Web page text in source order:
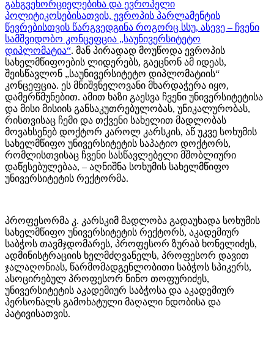
განგვეხორციელებინა და ევროპელი
პოლიტიკოსებისათვის, ევროპის პარლამენტის
წევრებისთვის წარგვედგინა როგორც სსუ, ასევე – ჩვენი
სამშვიდობო კონცეფცია „საუნივერსიტეტო
დიპლომატია“. მან პირადად მოუწოდა ევროპის
სახელმწიფოების ლიდერებს, გაეცნონ ამ იდეას,
შეისწავლონ „საუნივერსიტეტო დიპლომატიის“
კონცეფცია. ეს მნიშვნელოვანი მხარდაჭერა იყო,
დამერწმუნებით. ამით ხაზი გაესვა ჩვენი უნივერსიტეტისა
და მისი მისიის განსაკუთრებულობას, უნიკალურობას,
რისთვისაც ჩემი და თქვენი სახელით მადლობას
მოვახსენებ დოქტორ კაროლ კარსკის, აწ უკვე სოხუმის
სახელმწიფო უნივერსიტეტის საპატიო დოქტორს,
რომლისთვისაც ჩვენი სასწავლებელი მშობლიური
დაწესებულებაა, – აღნიშნა სოხუმის სახელმწიფო
უნივერსიტეტის რექტორმა.
პროფესორმა კ. კარსკიმ მადლობა გადაუხადა სოხუმის
სახელმწიფო უნივერსიტეტის რექტორს, აკადემიურ
საბჭოს თავმჯდომარეს, პროფესორ ზურაბ ხონელიძეს,
ადმინისტრაციის ხელმძღვანელს, პროფესორ დავით
ჯალაღონიას, წარმომადგენლობითი საბჭოს სპიკერს,
ასოცირებულ პროფესორ ნინო თოფურიძეს,
უნივერსიტეტის აკადემიურ საბჭოსა და აკადემიურ
პერსონალს გამოხატული მაღალი ნდობისა და
პატივისათვის.